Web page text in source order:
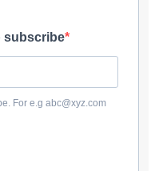
subscribe
For e.g abc@xyz.com